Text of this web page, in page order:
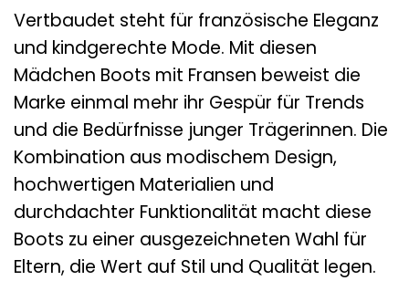
Vertbaudet steht für französische Eleganz
und kindgerechte Mode. Mit diesen
Mädchen Boots mit Fransen beweist die
Marke einmal mehr ihr Gespür für Trends
und die Bedürfnisse junger Trägerinnen. Die
Kombination aus modischem Design,
hochwertigen Materialien und
durchdachter Funktionalität macht diese
Boots zu einer ausgezeichneten Wahl für
Eltern, die Wert auf Stil und Qualität legen.